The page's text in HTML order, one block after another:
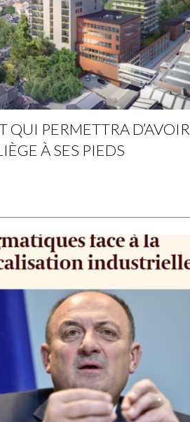
QUI PERMETTRA D’AVOIR
À SES PIEDS